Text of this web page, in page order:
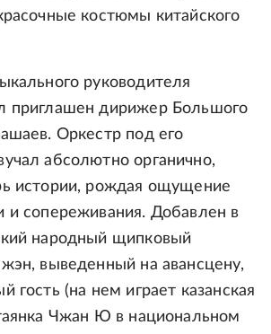
костюмы китайского
руководителя
приглашен дирижер Большого
Оркестр под его
абсолютно органично,
истории, рождая ощущение
и сопереживания. Добавлен в
народный щипковый
выведенный на авансцену,
гость (на нем играет казанская
Чжан Ю в национальном